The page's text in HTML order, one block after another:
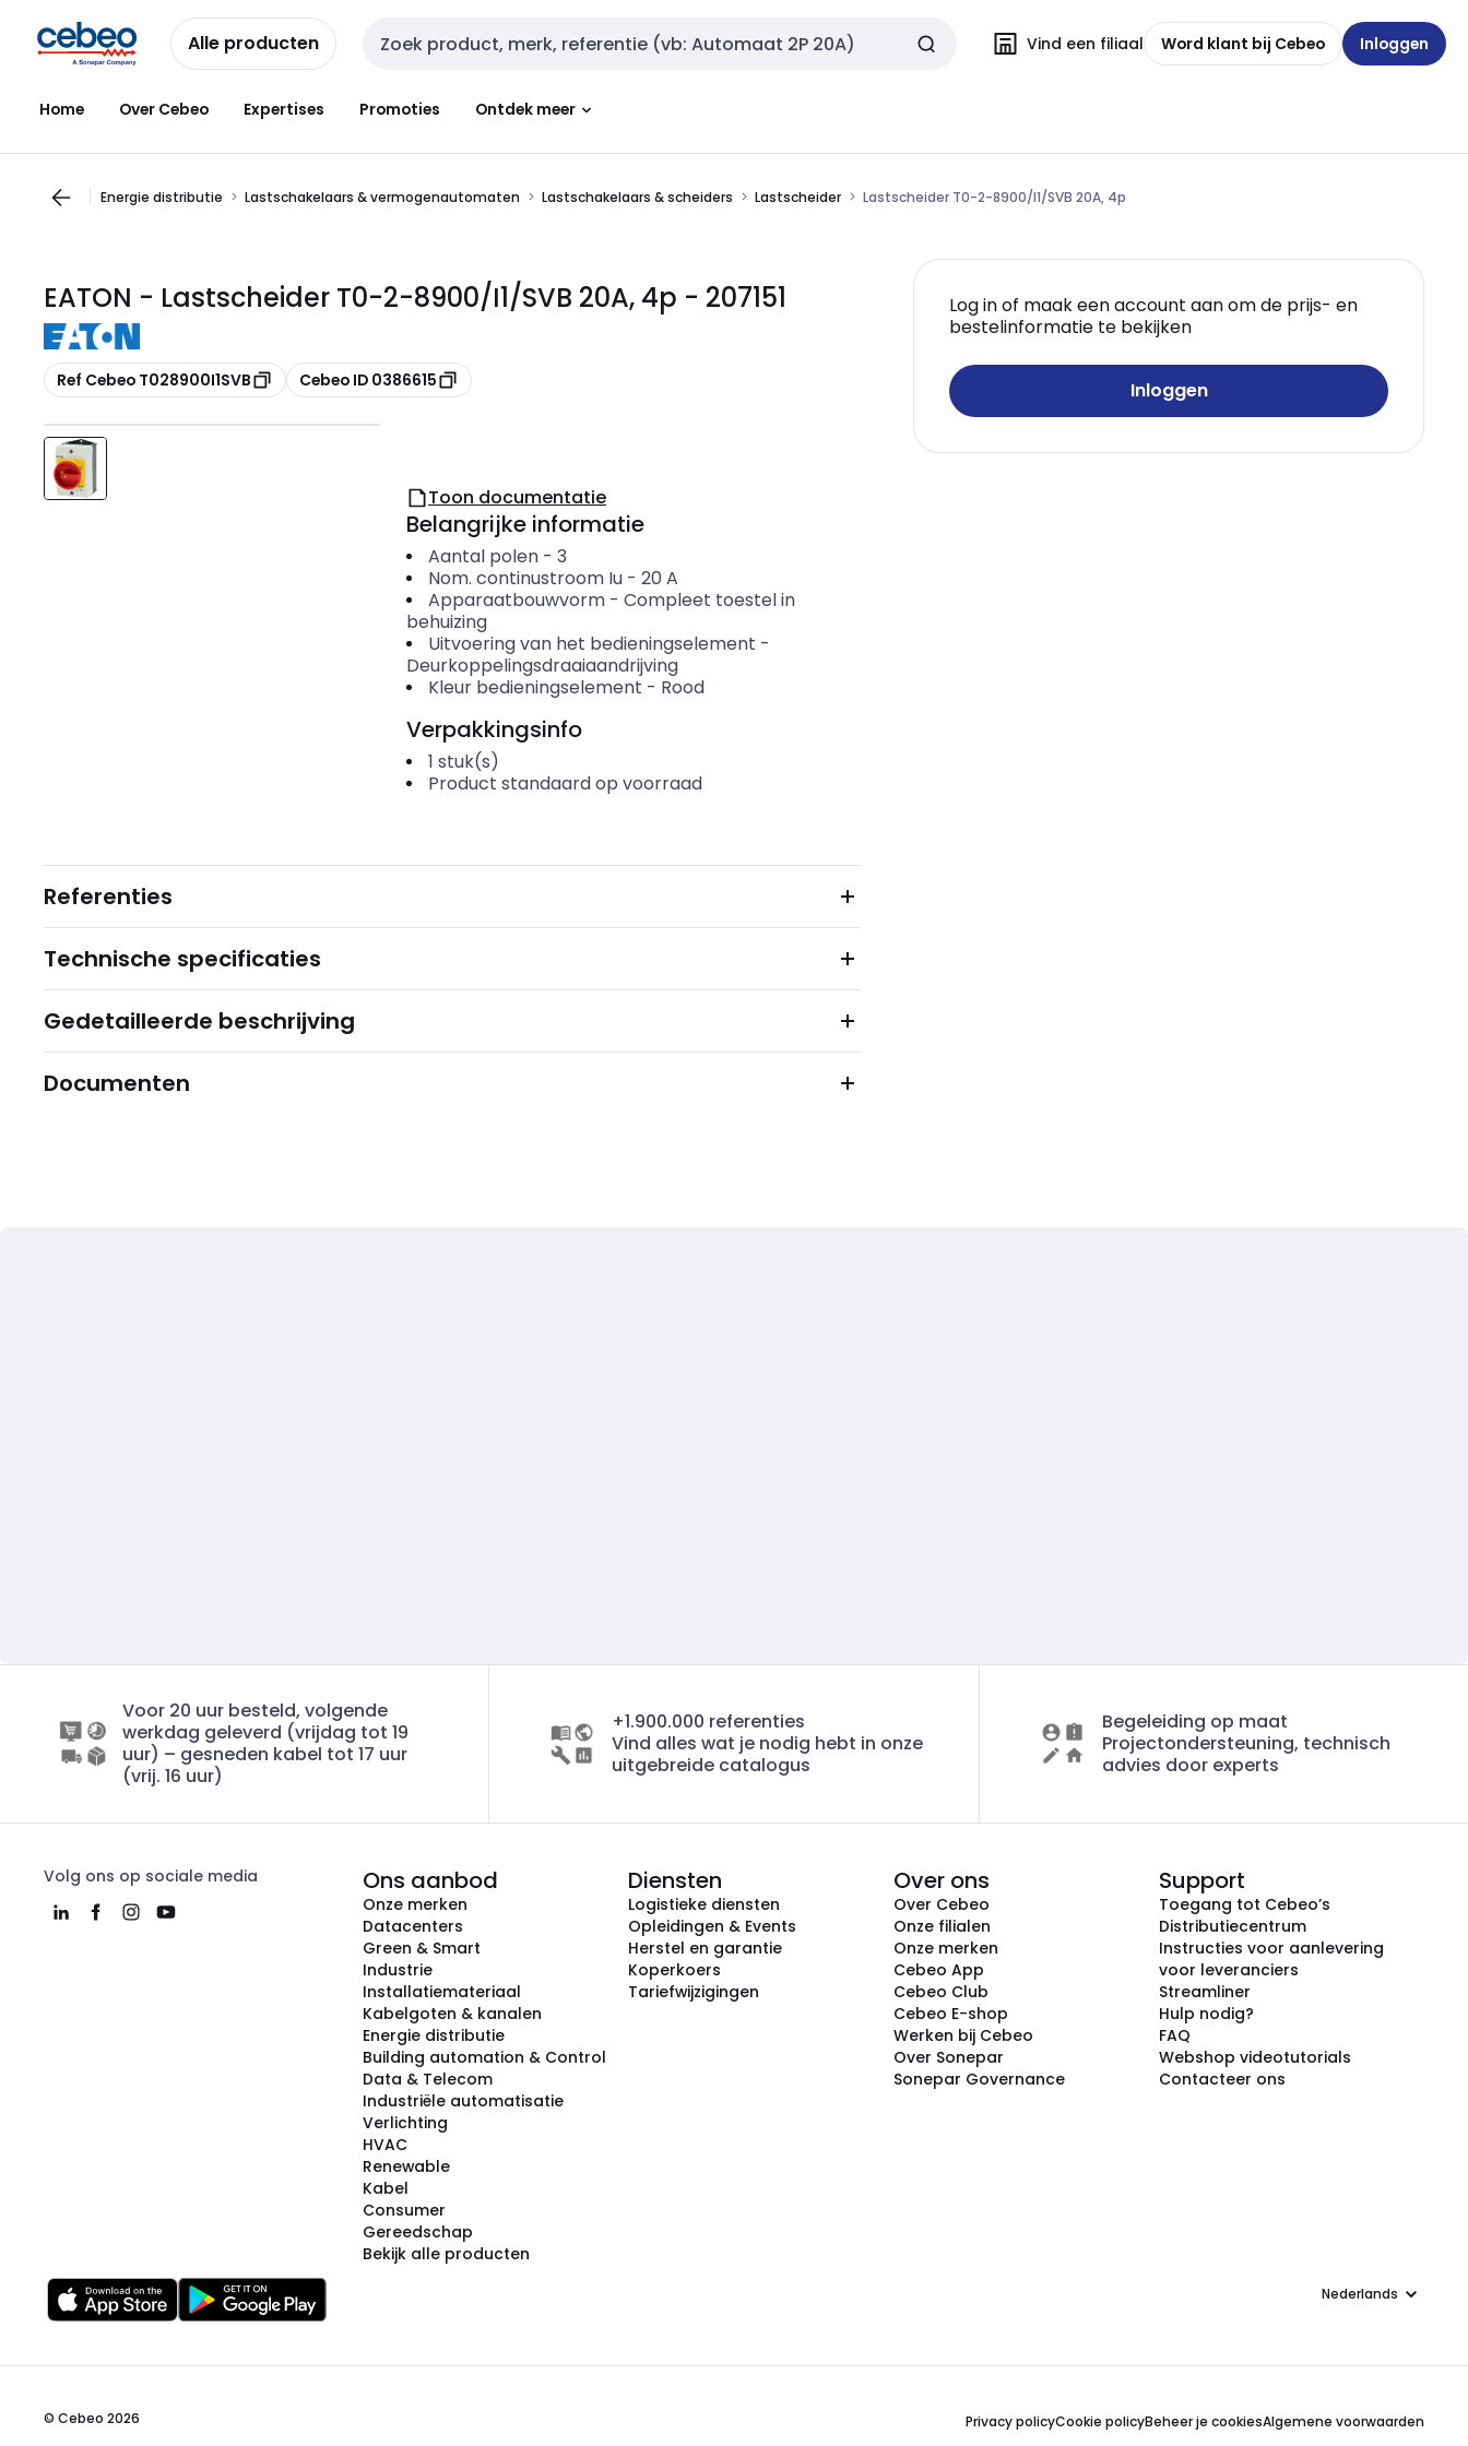
naar
navigatie
naar
inhoud
Alle producten Zoekveld invoer Vind een filiaal Word klant bij Cebeo Inloggen
Home Over Cebeo Expertises Promoties Ontdek meer
Energie distributie Lastschakelaars & vermogenautomaten Lastschakelaars & scheiders Lastscheider Lastscheider T0-2-8900/I1/SVB 20A, 4p
EATON - Lastscheider T0-2-8900/I1/SVB 20A, 4p - 207151
Kopiëren
Ref Cebeo T028900I1SVB Kopiëren
Cebeo ID 0386615
Log in of maak een account aan om de prijs- en
bestelinformatie te bekijken
Inloggen
Toon documentatie
Belangrijke informatie
Aantal polen- 3
Nom. continustroom Iu- 20 A
Apparaatbouwvorm- Compleet toestel in
behuizing
Uitvoering van het bedieningselement -
Deurkoppelingsdraaiaandrijving
Kleur bedieningselement - Rood
Verpakkingsinfo
1 stuk(s)
Product standaard op voorraad
Referenties
Technische specificaties
Gedetailleerde beschrijving
Documenten
Voor 20 uur besteld, volgende
werkdag geleverd (vrijdag tot 19
uur) – gesneden kabel tot 17 uur
(vrij. 16 uur)
+1.900.000 referenties
Vind alles wat je nodig hebt in onze
uitgebreide catalogus
Begeleiding op maat
Projectondersteuning, technisch
advies door experts
Volg ons op sociale media Ons aanbod
Onze merken
Datacenters
Green & Smart
Industrie
Installatiemateriaal
Kabelgoten & kanalen
Energie distributie
Building automation & Control
Data & Telecom
Industriële automatisatie
Verlichting
HVAC
Renewable
Kabel
Consumer
Gereedschap
Bekijk alle producten
Diensten
Logistieke diensten
Opleidingen & Events
Herstel en garantie
Koperkoers
Tariefwijzigingen
Over ons
Over Cebeo
Onze filialen
Onze merken
Cebeo App
Cebeo Club
Cebeo E-shop
Werken bij Cebeo
Over Sonepar
Sonepar Governance
Support
Toegang tot Cebeo’s
Distributiecentrum
Instructies voor aanlevering
voor leveranciers
Streamliner
Hulp nodig?
FAQ
Webshop videotutorials
Contacteer ons
Taal
© Cebeo 2026 Privacy policyCookie policyBeheer je cookiesAlgemene voorwaarden